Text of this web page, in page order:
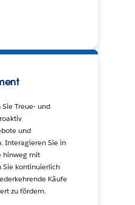
Treue- und
und
Interagieren Sie in
hinweg mit
Sie kontinuierlich
Käufe
zu fördern.